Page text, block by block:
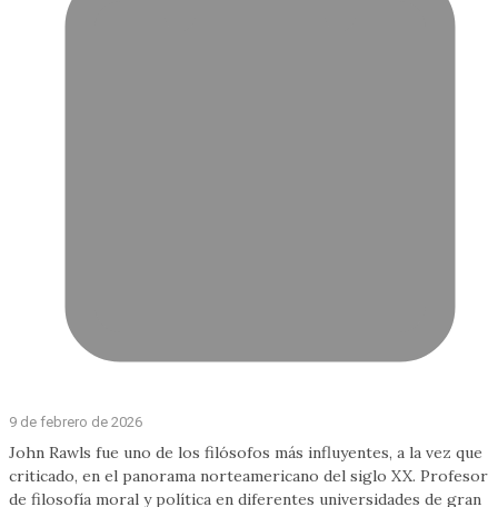
9 de febrero de 2026
John Rawls fue uno de los filósofos más influyentes, a la vez que
criticado, en el panorama norteamericano del siglo XX. Profesor
de filosofía moral y política en diferentes universidades de gran